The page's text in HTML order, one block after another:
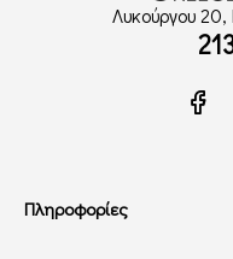
Λυκούργου
Πληροφορίες